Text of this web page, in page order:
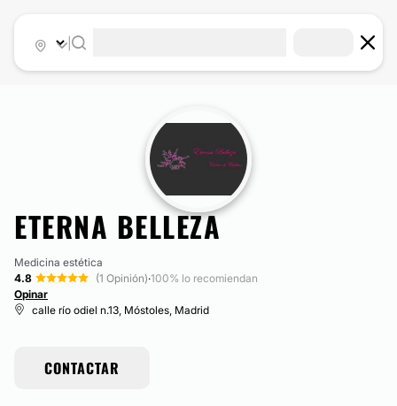
ETERNA BELLEZA
Medicina estética
4.8
(1 Opinión)·100% lo recomiendan
Opinar
calle río odiel n.13, Móstoles, Madrid
CONTACTAR